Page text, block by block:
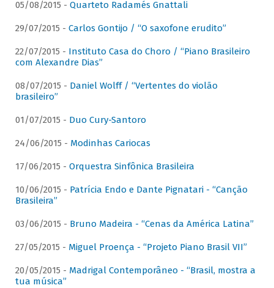
05/08/2015 - Quarteto Radamés Gnattali
29/07/2015 - Carlos Gontijo / “O saxofone erudito”
22/07/2015 - Instituto Casa do Choro / “Piano Brasileiro
com Alexandre Dias”
08/07/2015 - Daniel Wolff / “Vertentes do violão
brasileiro”
01/07/2015 - Duo Cury-Santoro
24/06/2015 - Modinhas Cariocas
17/06/2015 - Orquestra Sinfônica Brasileira
10/06/2015 - Patrícia Endo e Dante Pignatari - “Canção
Brasileira”
03/06/2015 - Bruno Madeira - “Cenas da América Latina”
27/05/2015 - Miguel Proença - “Projeto Piano Brasil VII”
20/05/2015 - Madrigal Contemporâneo - “Brasil, mostra a
tua música”